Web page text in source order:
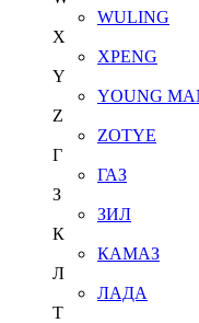
WULING
X
XPENG
Y
YOUNG
Z
ZOTYE
Г
ГАЗ
З
ЗИЛ
К
КАМАЗ
Л
ЛАДА
Т